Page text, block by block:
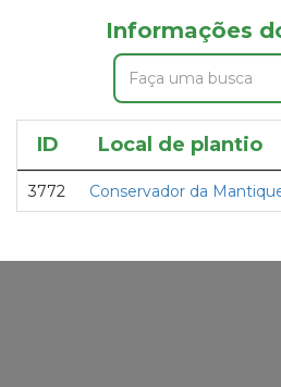
Informações
ID Local de plantio
3772 Conservador da